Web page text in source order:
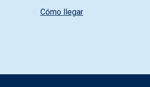
Cómo llegar